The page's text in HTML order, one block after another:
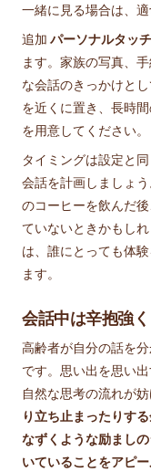
一緒に見る場合は、適
追加 パーソナルタッチ
ます。家族の写真、
な会話のきっかけと
を近くに置き、長時
を用意してください。
タイミングは設定と
会話を計画しましょう
のコーヒーを飲んだ
ていないときかもし
は、誰にとっても体
ます。
会話中は辛抱強く
高齢者が自分の話を
です。思い出を思い
自然な思考の流れが
り立ち止まったりす
なずくような励まし
いていることをアピー